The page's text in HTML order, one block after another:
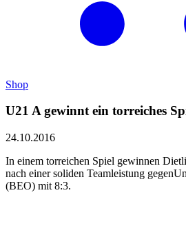
Shop
U21 A gewinnt ein torreiches
24.10.2016
In einem torreichen Spiel gewinnen
nach einer soliden Teamleistung
(BEO) mit 8:3.